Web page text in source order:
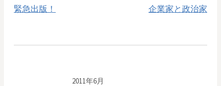
緊急出版！ 企業家と政治家
2011年6月